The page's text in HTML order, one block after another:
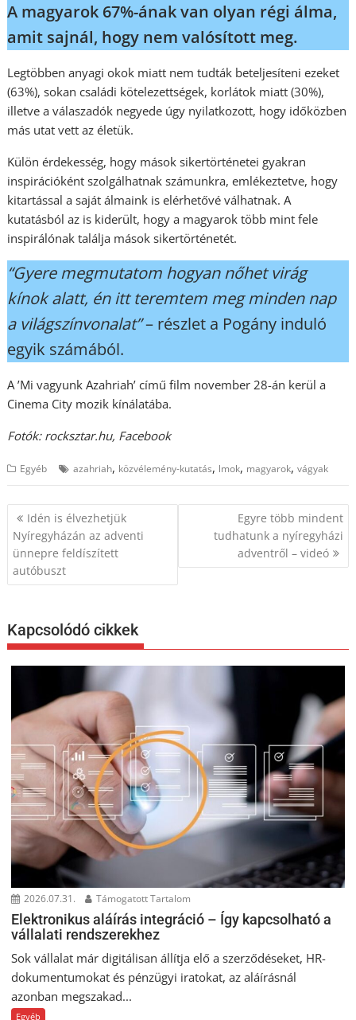
A magyarok 67%-ának van olyan régi álma,
amit sajnál, hogy nem valósított meg.
Legtöbben anyagi okok miatt nem tudták beteljesíteni ezeket
(63%), sokan családi kötelezettségek, korlátok miatt (30%),
illetve a válaszadók negyede úgy nyilatkozott, hogy időközben
más utat vett az életük.
Külön érdekesség, hogy mások sikertörténetei gyakran
inspirációként szolgálhatnak számunkra, emlékeztetve, hogy
kitartással a saját álmaink is elérhetővé válhatnak. A
kutatásból az is kiderült, hogy a magyarok több mint fele
inspirálónak találja mások sikertörténetét.
“Gyere megmutatom hogyan nőhet virág
kínok alatt, én itt teremtem meg minden nap
a világszínvonalat”– részlet a Pogány induló
egyik számából.
A ’Mi vagyunk Azahriah’ című film november 28-án kerül a
Cinema City mozik kínálatába.
Fotók: rocksztar.hu, Facebook
Egyéb azahriah, közvélemény-kutatás, lmok, magyarok,vágyak
Bejegyzés
navigáció
Idén is élvezhetjük
Nyíregyházán az adventi
ünnepre feldíszített
autóbuszt
Egyre több mindent
tudhatunk a nyíregyházi
adventről – videó
Kapcsolódó cikkek
2026.07.31. Támogatott Tartalom
Elektronikus aláírás integráció – Így kapcsolható a
vállalati rendszerekhez
Sok vállalat már digitálisan állítja elő a szerződéseket, HR-
dokumentumokat és pénzügyi iratokat, az aláírásnál
azonban megszakad...
Egyéb